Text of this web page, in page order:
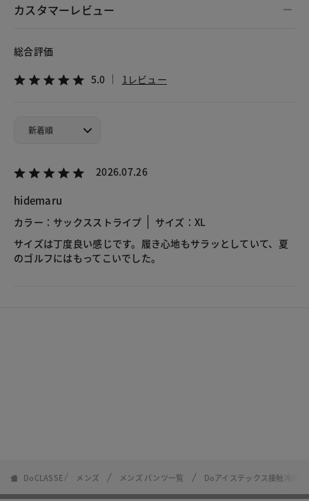
カスタマーレビュー
総合評価
5.0 1レビュー
2026.07.26
hidemaru
カラー：サックスストライプ
サイズ：XL
サイズは丁度良い感じです。履き心地もサラッとしていて、夏
のゴルフにはもってこいでした。
DoCLASSE メンズ メンズ パンツ一覧 Doアイステックス接触冷感